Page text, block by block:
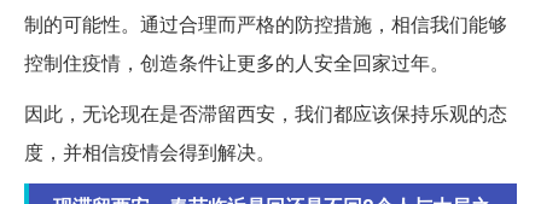
制的可能性。通过合理而严格的防控措施，相信我们能够
控制住疫情，创造条件让更多的人安全回家过年。
因此，无论现在是否滞留西安，我们都应该保持乐观的态
度，并相信疫情会得到解决。